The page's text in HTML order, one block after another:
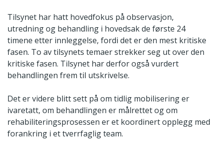
Tilsynet har hatt hovedfokus på observasjon,
utredning og behandling i hovedsak de første 24
timene etter innleggelse, fordi det er den mest kritiske
fasen. To av tilsynets temaer strekker seg ut over den
kritiske fasen. Tilsynet har derfor også vurdert
behandlingen frem til utskrivelse.
Det er videre blitt sett på om tidlig mobilisering er
ivaretatt, om behandlingen er målrettet og om
rehabiliteringsprosessen er et koordinert opplegg med
forankring i et tverrfaglig team.